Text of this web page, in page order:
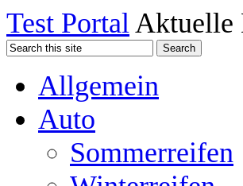
Test PortalAktuelle
Allgemein
Auto
Sommerreifen